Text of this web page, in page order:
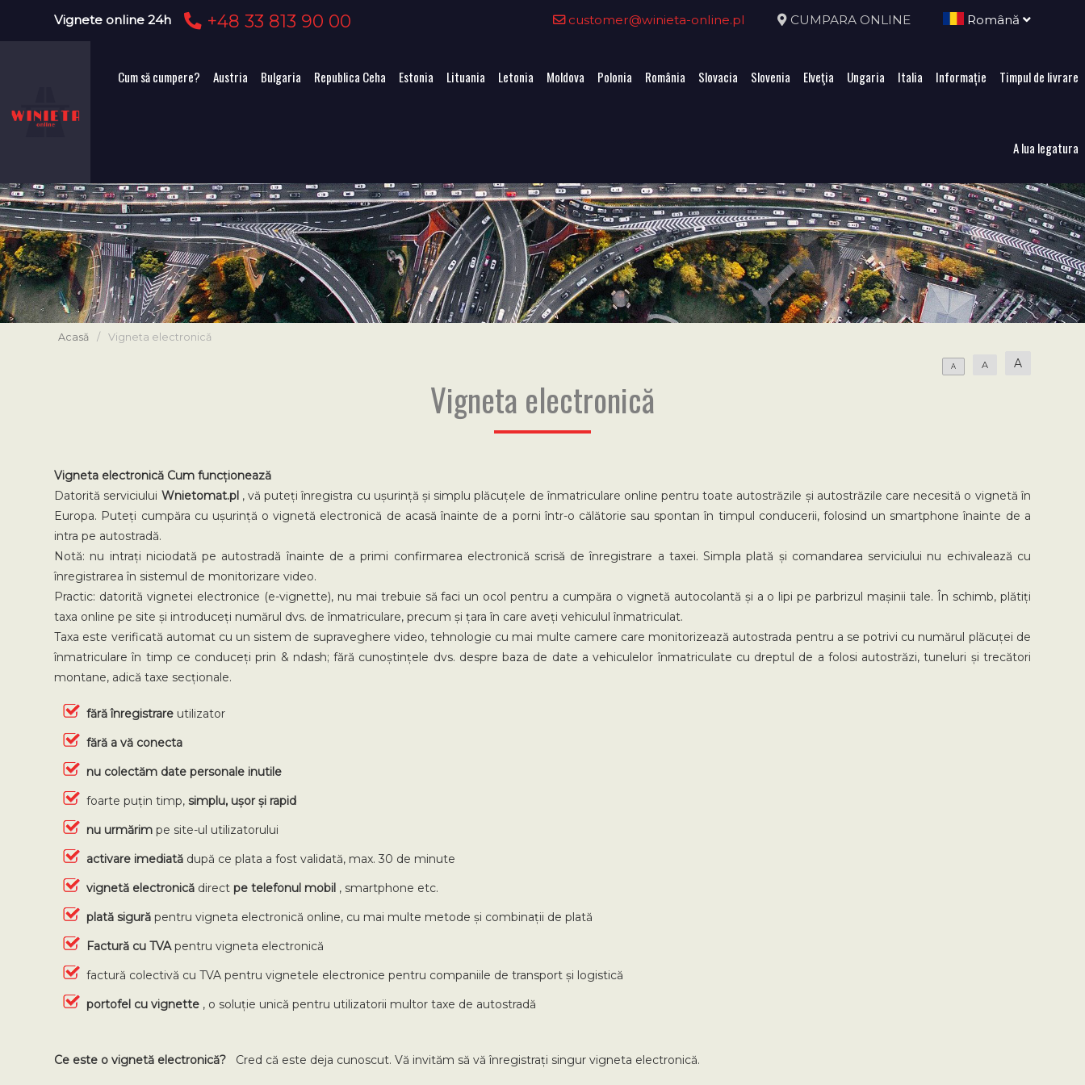
Vignete online 24h +48 33 813 90 00 customer@winieta-online.pl CUMPARA ONLINE Română
Cum să cumpere? Austria Bulgaria Republica Ceha Estonia Lituania Letonia Moldova Polonia România Slovacia Slovenia Elveţia Ungaria Italia Informație Timpul de livrare
A lua legatura
Acasă / Vigneta electronică
A A A
Vigneta electronică
Vigneta electronică Cum funcționează
Datorită serviciului Wnietomat.pl , vă puteți înregistra cu ușurință și simplu plăcuțele de înmatriculare online pentru toate autostrăzile și autostrăzile care necesită o vignetă în
Europa. Puteți cumpăra cu ușurință o vignetă electronică de acasă înainte de a porni într-o călătorie sau spontan în timpul conducerii, folosind un smartphone înainte de a
intra pe autostradă.
Notă: nu intrați niciodată pe autostradă înainte de a primi confirmarea electronică scrisă de înregistrare a taxei. Simpla plată și comandarea serviciului nu echivalează cu
înregistrarea în sistemul de monitorizare video.
Practic: datorită vignetei electronice (e-vignette), nu mai trebuie să faci un ocol pentru a cumpăra o vignetă autocolantă și a o lipi pe parbrizul mașinii tale. În schimb, plătiți
taxa online pe site și introduceți numărul dvs. de înmatriculare, precum și țara în care aveți vehiculul înmatriculat.
Taxa este verificată automat cu un sistem de supraveghere video, tehnologie cu mai multe camere care monitorizează autostrada pentru a se potrivi cu numărul plăcuței de
înmatriculare în timp ce conduceți prin & ndash; fără cunoștințele dvs. despre baza de date a vehiculelor înmatriculate cu dreptul de a folosi autostrăzi, tuneluri și trecători
montane, adică taxe secționale.
fără înregistrare utilizator
fără a vă conecta
nu colectăm date personale inutile
foarte puțin timp,simplu, ușor și rapid
nu urmărimpe site-ul utilizatorului
activare imediată după ce plata a fost validată, max. 30 de minute
vignetă electronică directpe telefonul mobil , smartphone etc.
plată sigurăpentru vigneta electronică online, cu mai multe metode și combinații de plată
Factură cu TVApentru vigneta electronică
factură colectivă cu TVA pentru vignetele electronice pentru companiile de transport și logistică
portofel cu vignette , o soluție unică pentru utilizatorii multor taxe de autostradă
Ce este o vignetă electronică? Cred că este deja cunoscut. Vă invităm să vă înregistrați singur vigneta electronică.